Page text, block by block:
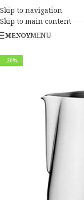
Skip to navigation
Skip to main content
ΜΕΝΟΎMENU
-20%